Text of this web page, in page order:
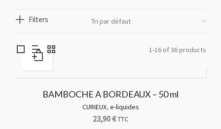
Filters
1-16 of 36 products
BAMBOCHE A BORDEAUX – 50 ml
CURIEUX, e-liquides
23,90€TTC